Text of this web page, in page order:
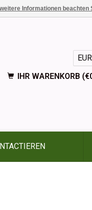
EUR
IHR WARENKORB
Informationen